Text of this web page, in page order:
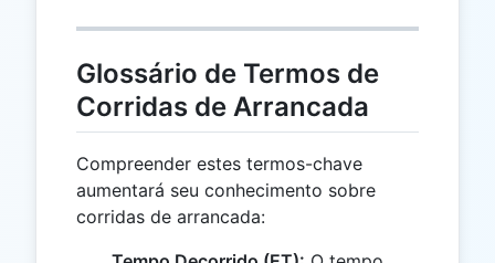
Glossário de Termos de
Corridas de Arrancada
Compreender estes termos-chave
aumentará seu conhecimento sobre
corridas de arrancada: